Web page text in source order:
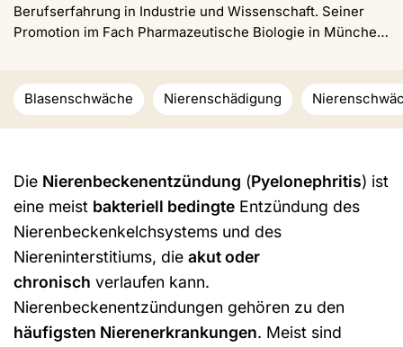
Berufserfahrung in Industrie und Wissenschaft. Seiner
Promotion im Fach Pharmazeutische Biologie in München
freiberuflicher Autor und behandelt Themen der
Gesundheit, Ernährung und Medizin.
Blasenschwäche Nierenschädigung
Die Nierenbeckenentzündung (Pyelonephritis) ist
eine meist bakteriell bedingte Entzündung des
Nierenbeckenkelchsystems und des
Niereninterstitiums, die akut oder
chronisch verlaufen kann.
Nierenbeckenentzündungen gehören zu den
häufigsten Nierenerkrankungen. Meist sind